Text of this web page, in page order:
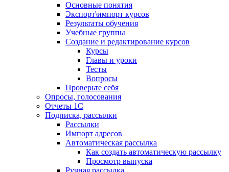
Основные понятия
Экспорт\импорт курсов
Результаты обучения
Учебные группы
Создание и редактирование курсов
Курсы
Главы и уроки
Тесты
Вопросы
Проверьте себя
Опросы, голосования
Отчеты 1С
Подписка, рассылки
Рассылки
Импорт адресов
Автоматическая рассылка
Как создать автоматическую рассылку
Просмотр выпуска
Ручная рассылка